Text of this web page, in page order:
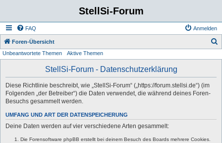
StellSi-Forum
FAQ Anmelden
Foren-Übersicht
Unbeantwortete Themen Aktive Themen
StellSi-Forum - Datenschutzerklärung
Diese Richtlinie beschreibt, wie „StellSi-Forum“ („https://forum.stellsi.de“) (im
Folgenden „der Betreiber“) die Daten verwendet, die während deines Foren-
Besuchs gesammelt werden.
UMFANG UND ART DER DATENSPEICHERUNG
Deine Daten werden auf vier verschiedene Arten gesammelt:
Die Forensoftware phpBB erstellt bei deinem Besuch des Boards mehrere Cookies.